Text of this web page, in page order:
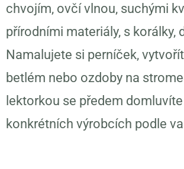
chvojím, ovčí vlnou, suchými
přírodními materiály, s korálky,
Namalujete si perníček,
betlém nebo ozdoby na
lektorkou se předem
konkrétních výrobcích podle